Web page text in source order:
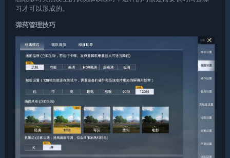
习才可以形成的。
弹药管理技巧